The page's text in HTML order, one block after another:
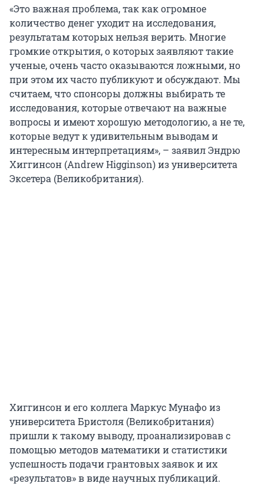
«Это важная проблема, так как огромное
количество денег уходит на исследования,
результатам которых нельзя верить. Многие
громкие открытия, о которых заявляют такие
ученые, очень часто оказываются ложными, но
при этом их часто публикуют и обсуждают. Мы
считаем, что спонсоры должны выбирать те
исследования, которые отвечают на важные
вопросы и имеют хорошую методологию, а не те,
которые ведут к удивительным выводам и
интересным интерпретациям», – заявил Эндрю
Хиггинсон (Andrew Higginson) из университета
Эксетера (Великобритания).
Хиггинсон и его коллега Маркус Мунафо из
университета Бристоля (Великобритания)
пришли к такому выводу, проанализировав с
помощью методов математики и статистики
успешность подачи грантовых заявок и их
«результатов» в виде научных публикаций.